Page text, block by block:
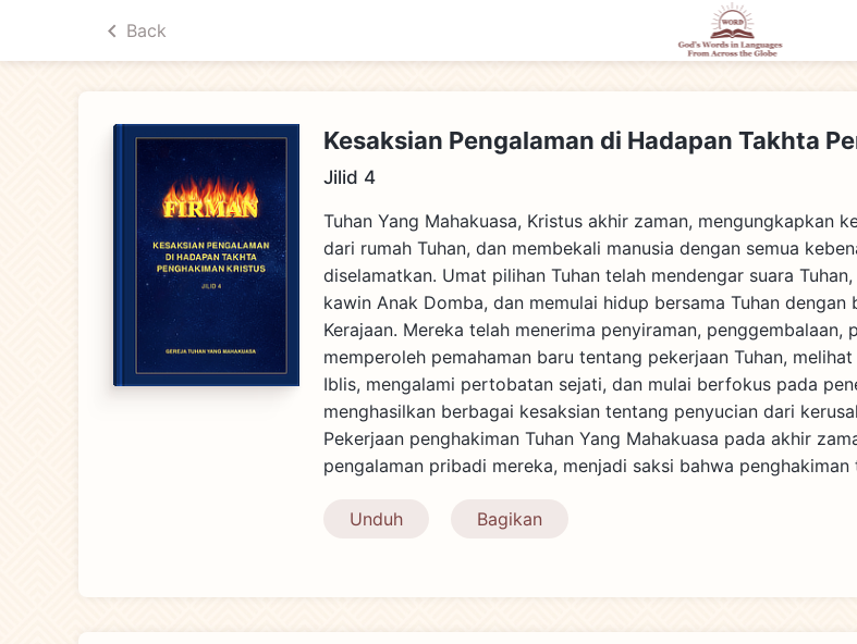
Back
Kesaksian Pengalaman di Hadapan Takhta
Jilid 4
Tuhan Yang Mahakuasa, Kristus akhir zaman, mengungkapkan
dari rumah Tuhan, dan membekali manusia dengan semua
diselamatkan. Umat pilihan Tuhan telah mendengar suara
kawin Anak Domba, dan memulai hidup bersama Tuhan
Kerajaan. Mereka telah menerima penyiraman,
memperoleh pemahaman baru tentang pekerjaan Tuhan,
Iblis, mengalami pertobatan sejati, dan mulai berfokus pada
menghasilkan berbagai kesaksian tentang penyucian dari
Pekerjaan penghakiman Tuhan Yang Mahakuasa pada akhir
pengalaman pribadi mereka, menjadi saksi bahwa
Unduh Bagikan